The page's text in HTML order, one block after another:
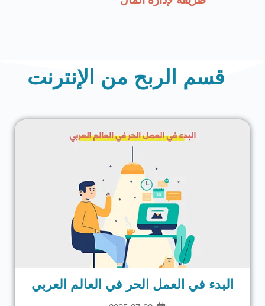
قسم الربح من الإنترنت
البدء في العمل الحر في العالم العربي